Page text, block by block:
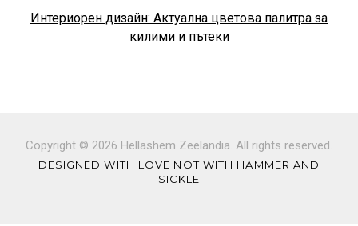
Интериорен дизайн: Актуална цветова палитра за
килими и пътеки
Copyright © 2026 Hellashem Zeelandia. All rights reserved.
DESIGNED WITH LOVE NOT WITH HAMMER AND
SICKLE